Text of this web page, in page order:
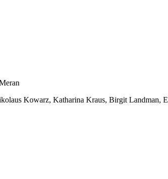
Kowarz, Katharina Kraus, Birgit Landman,